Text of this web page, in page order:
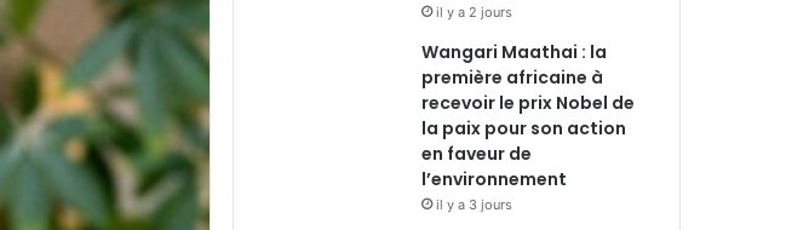
il y a 2 jours
Wangari Maathai : la
première africaine à
recevoir le prix Nobel de
la paix pour son action
en faveur de
l’environnement
il y a 3 jours